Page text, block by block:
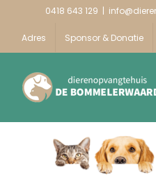
0418 643 129 |
Adres Sponsor & Donatie